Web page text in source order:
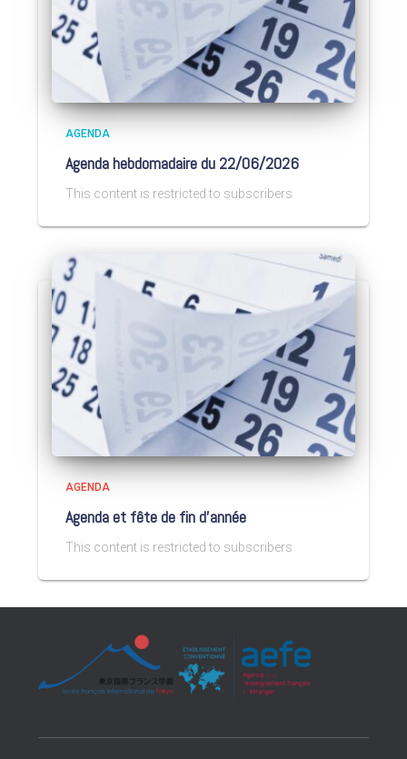
AGENDA
Agenda hebdomadaire du 22/06/2026
This content is restricted to subscribers
AGENDA
Agenda et fête de fin d’année
This content is restricted to subscribers